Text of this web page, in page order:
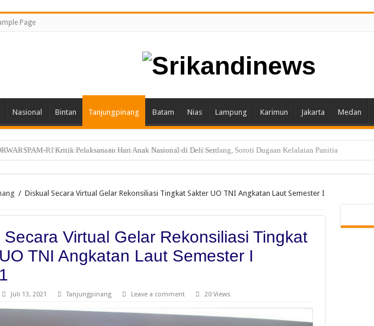
Page
Nasional Bintan Tanjungpinang Batam Nias Lampung Karimun Jakarta Medan
Panitia : Menginjak Injak Kewibawaan Bupati Deli Serdang.
/ Diskual Secara Virtual Gelar Rekonsiliasi Tingkat Sakter UO TNI Angkatan Laut Semester I
Secara Virtual Gelar Rekonsiliasi Tingkat
TNI Angkatan Laut Semester I
Juli 13, 2021 Tanjungpinang Leave a comment 20 Views